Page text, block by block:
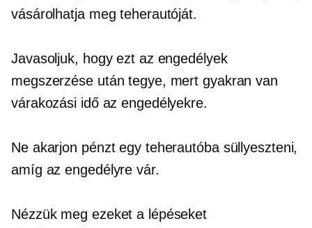
vásárolhatja meg teherautóját.
Javasoljuk, hogy ezt az engedélyek
megszerzése után tegye, mert gyakran van
várakozási idő az engedélyekre.
Ne akarjon pénzt egy teherautóba süllyeszteni,
amíg az engedélyre vár.
Nézzük meg ezeket a lépéseket